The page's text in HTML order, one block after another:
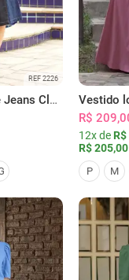
REF 2226
Vestido Chemise Jeans Clássica Serena
Vestido
R$
12x de
R$ 205,00
P M